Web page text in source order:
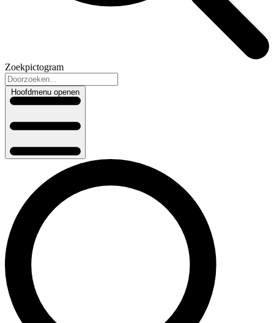
Zoekpictogram
Hoofdmenu openen